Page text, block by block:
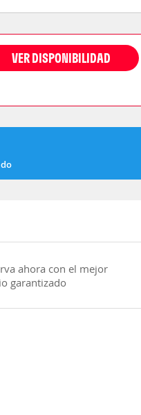
VER DISPONIBILIDAD
ahora con el mejor
garantizado